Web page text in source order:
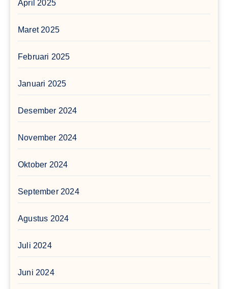
April 2025
Maret 2025
Februari 2025
Januari 2025
Desember 2024
November 2024
Oktober 2024
September 2024
Agustus 2024
Juli 2024
Juni 2024